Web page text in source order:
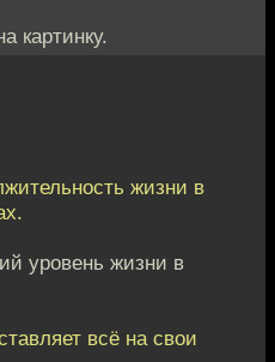
картинку.
жизни в
уровень жизни в
всё на свои